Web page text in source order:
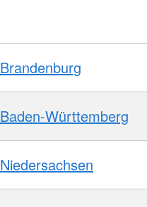
Brandenburg
Baden-Württemberg
Niedersachsen